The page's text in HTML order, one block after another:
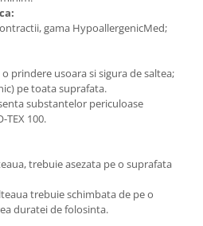
gama HypoallergenicMed;
prindere usoara si sigura de saltea;
pe toata suprafata.
substantelor periculoase
100.
trebuie asezata pe o suprafata
trebuie schimbata de pe o
duratei de folosinta.